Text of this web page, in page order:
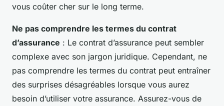
vous coûter cher sur le long terme.
Ne pas comprendre les termes du contrat
d’assurance : Le contrat d’assurance peut sembler
complexe avec son jargon juridique. Cependant, ne
pas comprendre les termes du contrat peut entraîner
des surprises désagréables lorsque vous aurez
besoin d’utiliser votre assurance. Assurez-vous de